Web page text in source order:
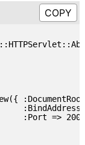
:BindAddress
:Port =>